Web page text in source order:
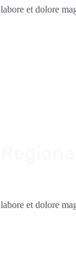
et dolore
et dolore